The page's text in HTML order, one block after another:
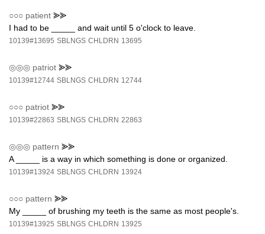
○○○ patient ⪢⪢
I had to be _____ and wait until 5 o'clock to leave.
10139#13695 SBLNGS CHLDRN 13695
◎◎◎ patriot ⪢⪢
10139#12744 SBLNGS CHLDRN 12744
○○○ patriot ⪢⪢
10139#22863 SBLNGS CHLDRN 22863
◎◎◎ pattern ⪢⪢
A _____ is a way in which something is done or organized.
10139#13924 SBLNGS CHLDRN 13924
○○○ pattern ⪢⪢
My _____ of brushing my teeth is the same as most people's.
10139#13925 SBLNGS CHLDRN 13925